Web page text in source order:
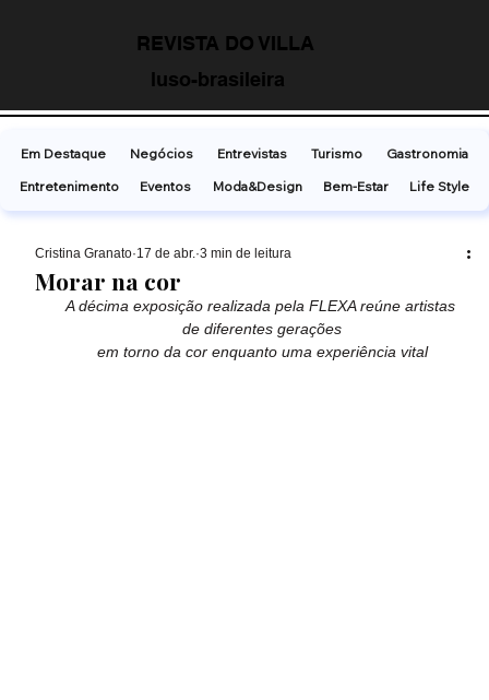
REVISTA DO VILLA
luso-brasileira
Morar na cor
Cristina Granato 17 de abr. 3 min de leitura
A décima exposição realizada pela FLEXA reúne artistas
de diferentes gerações
em torno da cor enquanto uma experiência vital
Em Destaque Negócios Entrevistas Turismo
Gastronomia
Entretenimento
Eventos Moda&Design Bem-Estar Life Style